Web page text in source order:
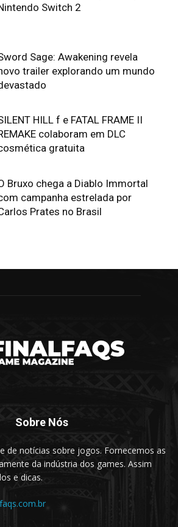
Switch 2
Sage: Awakening revela
trailer explorando um mundo
HILL f e FATAL FRAME II
colaboram em DLC
gratuita
Bruxo chega a Diablo Immortal
campanha estrelada por
Prates no Brasil
Sobre Nós
de notícias sobre jogos. Fornecemos as
da indústria dos games. Assim
e dicas.